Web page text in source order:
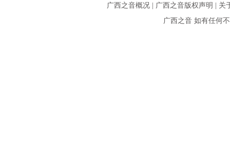
广西之音概况 广西之音版权声明
关
广西之音 如有任何